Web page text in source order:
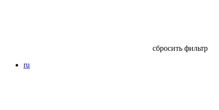
сбросить фильтр
ru